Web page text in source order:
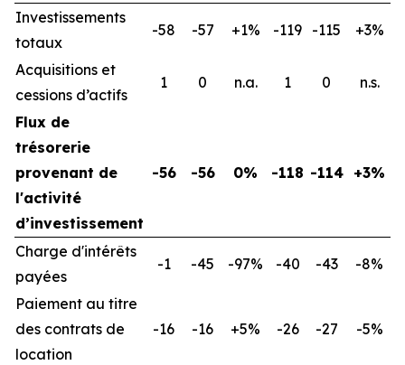
Investissements
totaux
-58 -57 +1% -119 -115 +3%
Acquisitions et
cessions d’actifs
1 0 n.a. 1 0 n.s.
Flux de
trésorerie
provenant de
l'activité
d’investissement
-56 -56 0% -118 -114 +3%
Charge d'intérêts
payées
-1 -45 -97% -40 -43 -8%
Paiement au titre
des contrats de
location
-16 -16 +5% -26 -27 -5%